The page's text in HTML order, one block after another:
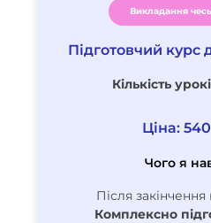
Викладання
Підготовчий курс
Кількість
Ціна:
Чого я
Після
Комплексно